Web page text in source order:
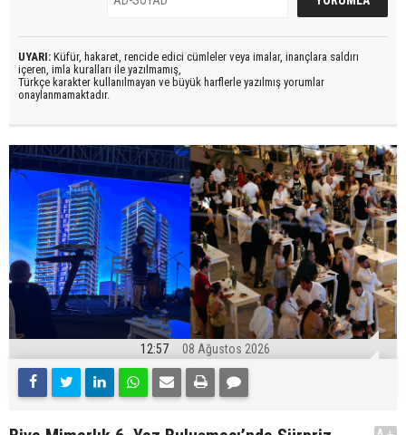
UYARI: Küfür, hakaret, rencide edici cümleler veya imalar, inançlara saldırı
içeren, imla kuralları ile yazılmamış,
Türkçe karakter kullanılmayan ve büyük harflerle yazılmış yorumlar
onaylanmamaktadır.
12:57 08 Ağustos 2026